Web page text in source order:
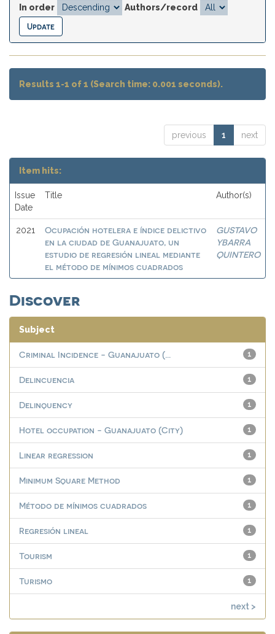
In order
Authors/record
Results 1-1 of 1 (Search time: 0.001 seconds).
previous 1 next
Item hits:
Issue
Date
Title Author(s)
2021
Ocupación hotelera e índice delictivo
en la ciudad de Guanajuato, un
estudio de regresión lineal mediante
el método de mínimos cuadrados
GUSTAVO
YBARRA
QUINTERO
Discover
Subject
1
Criminal Incidence - Guanajuato (...
1
Delincuencia
1
Delinquency
1
Hotel occupation - Guanajuato (City)
1
Linear regression
1
Minimum Square Method
1
Método de mínimos cuadrados
1
Regresión lineal
1
Tourism
1
Turismo
next >